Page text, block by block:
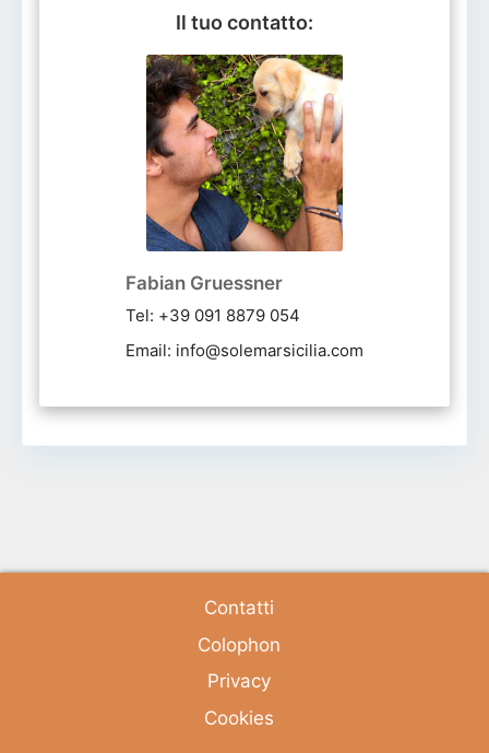
Il tuo contatto:
Fabian Gruessner
Tel: +39 091 8879 054
Email: info@solemarsicilia.com
Contatti
Colophon
Privacy
Cookies